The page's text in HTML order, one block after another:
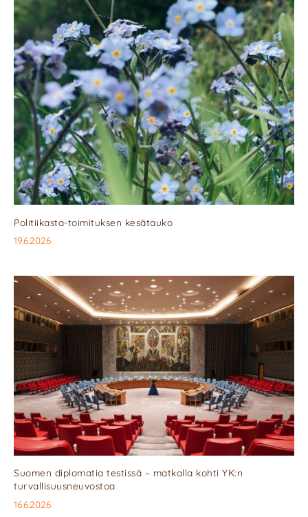
Politiikasta-toimituksen kesätauko
19.6.2026
Suomen diplomatia testissä – matkalla kohti YK:n
turvallisuusneuvostoa
16.6.2026